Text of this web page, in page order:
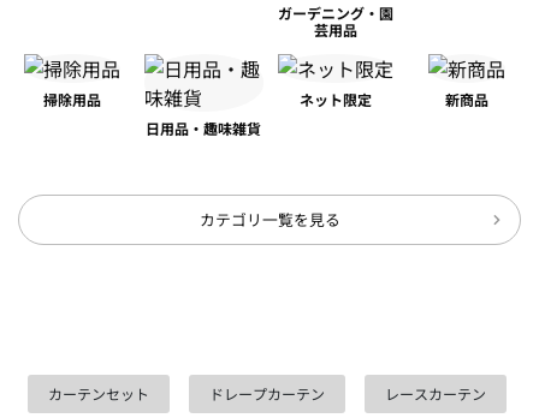
ガーデニング・園
芸用品
掃除用品
日用品・趣味雑貨
ネット限定 新商品
カテゴリ一覧を見る
カーテンセット ドレープカーテン レースカーテン